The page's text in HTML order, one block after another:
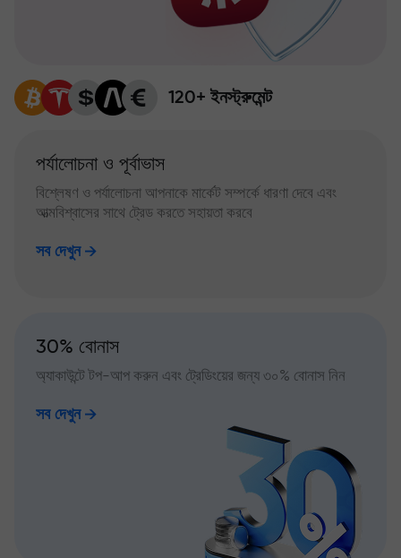
120+ ইনস্ট্রুমেন্ট
পর্যালোচনা ও পূর্বাভাস
বিশ্লেষণ ও পর্যালোচনা আপনাকে মার্কেট সম্পর্কে ধারণা দেবে এবং
আত্মবিশ্বাসের সাথে ট্রেড করতে সহায়তা করবে
সব দেখুন
30% বোনাস
অ্যাকাউন্টে টপ-আপ করুন এবং ট্রেডিংয়ের জন্য ৩০% বোনাস নিন
সব দেখুন